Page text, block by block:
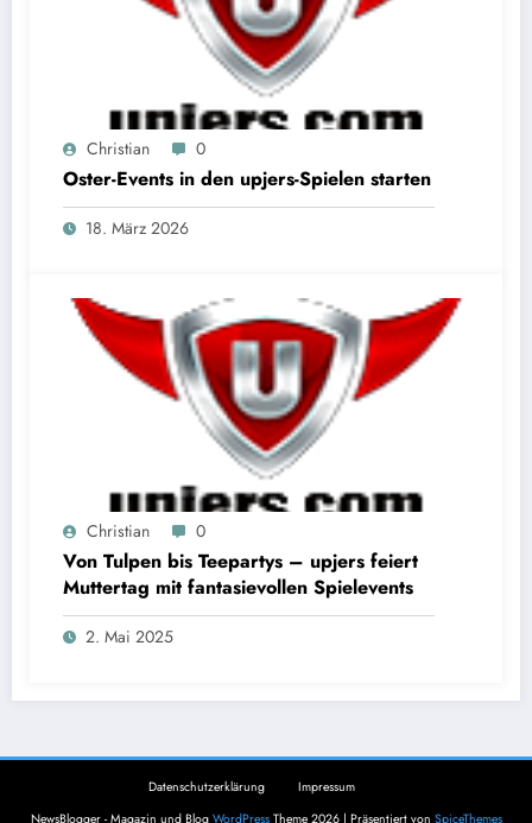
Christian 0
Oster-Events in den upjers-Spielen starten
18. März 2026
Christian 0
Von Tulpen bis Teepartys – upjers feiert
Muttertag mit fantasievollen Spielevents
2. Mai 2025
Datenschutzerklärung
Impressum
NewsBlogger - Magazin und Blog WordPressTheme 2026 | Präsentiert von SpiceThemes